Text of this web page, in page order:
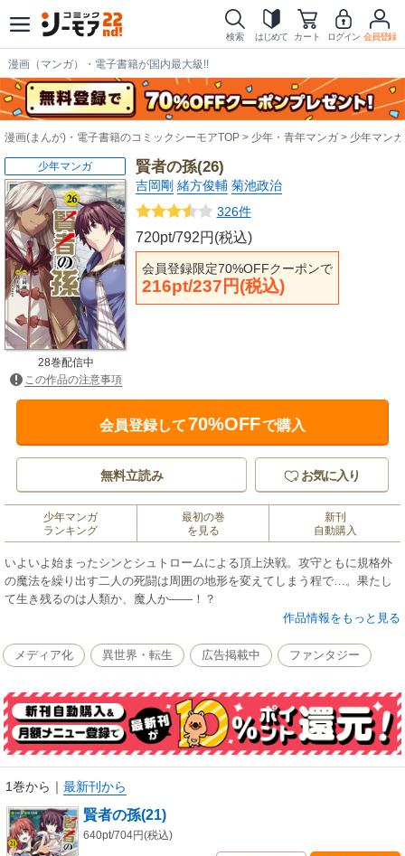
検索 はじめて カート ログイン 会員登録
漫画（マンガ）・電子書籍が国内最大級!!
漫画(まんが)・電子書籍のコミックシーモアTOP 少年・青年マンガ 少年マンガ
賢者の孫(26)
吉岡剛 緒方俊輔 菊池政治
326件
720pt/792円(税込)
会員登録限定70%OFFクーポンで
216pt/237円(税込)
少年マンガ
28巻配信中
この作品の注意事項
会員登録して70%OFFで購入
無料立読み お気に入り
少年マンガ
ランキング
最初の巻
を見る
新刊
自動購入
いよいよ始まったシンとシュトロームによる頂上決戦。攻守ともに規格外
の魔法を繰り出す二人の死闘は周囲の地形を変えてしまう程で…。果たし
て生き残るのは人類か、魔人か――！？
作品情報をもっと見る
メディア化 異世界・転生 広告掲載中 ファンタジー
1巻から ｜ 最新刊から
賢者の孫(21)
640pt/704円(税込)